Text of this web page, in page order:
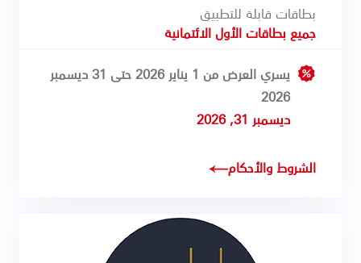
بطاقات قابلة للتطبيق
جميع بطاقات الأول الائتمانية
يسري العرض من 1 يناير 2026 حتى 31 ديسمبر
2026
ديسمبر 31, 2026
الشروط والأحكام